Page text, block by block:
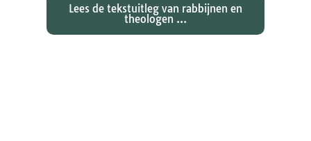
Lees de tekstuitleg van rabbijnen en
theologen ...